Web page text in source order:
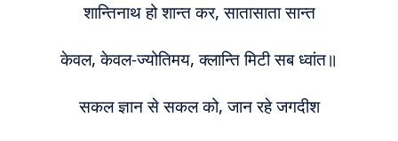
शान्तिनाथ हो शान्त कर, सातासाता सान्त
केवल, केवल-ज्योतिमय, क्लान्ति मिटी सब ध्वांत॥
सकल ज्ञान से सकल को, जान रहे जगदीश